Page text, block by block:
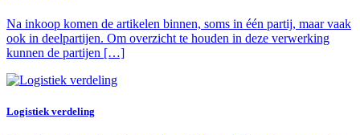
Na inkoop komen de artikelen binnen, soms in één partij, maar vaak
ook in deelpartijen. Om overzicht te houden in deze verwerking
kunnen de partijen […]
Logistiek verdeling